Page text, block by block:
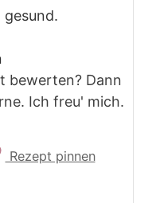
bewerten? Dann
Ich freu' mich.
Rezept pinnen